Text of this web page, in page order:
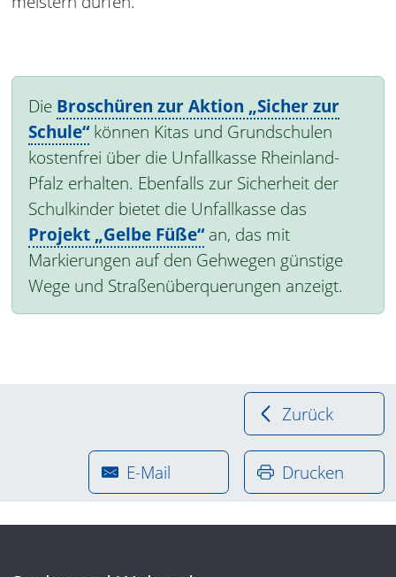
Die Broschüren zur Aktion „Sicher zur
Schule“können Kitas und Grundschulen
kostenfrei über die Unfallkasse Rheinland-
Pfalz erhalten. Ebenfalls zur Sicherheit der
Schulkinder bietet die Unfallkasse das
Projekt „Gelbe Füße“an, das mit
Markierungen auf den Gehwegen günstige
Wege und Straßenüberquerungen anzeigt.
Zurück
E-Mail Drucken